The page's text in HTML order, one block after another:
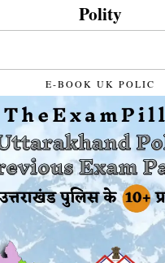
Polity
E-BOOK UK POLIC